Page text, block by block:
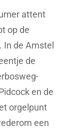
attent
op de
In de Amstel
de
en de
orgelpunt
een